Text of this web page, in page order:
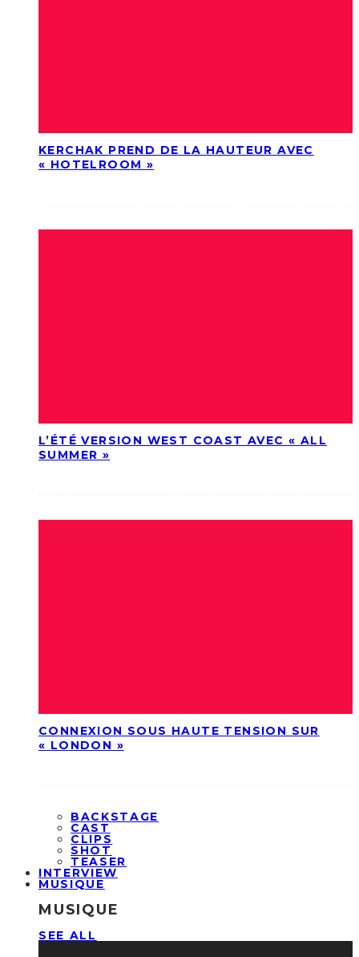
KERCHAK PREND DE LA HAUTEUR AVEC
« HOTELROOM »
L’ÉTÉ VERSION WEST COAST AVEC « ALL
SUMMER »
CONNEXION SOUS HAUTE TENSION SUR
« LONDON »
BACKSTAGE
CAST
CLIPS
SHOT
TEASER
INTERVIEW
MUSIQUE
MUSIQUE
SEE ALL